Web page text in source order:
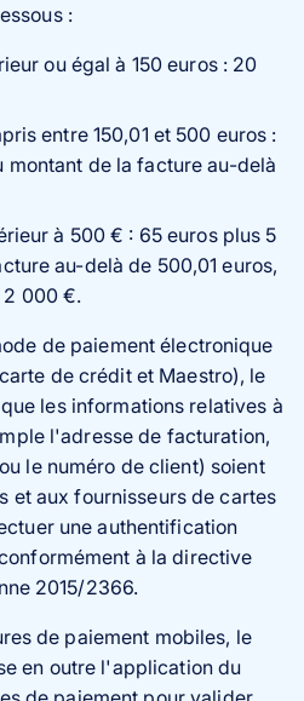
:
ou égal à 150 euros : 20
entre 150,01 et 500 euros :
montant de la facture au-delà
à 500 € : 65 euros plus 5
au-delà de 500,01 euros,
2 000 €.
de paiement électronique
de crédit et Maestro), le
les informations relatives à
l'adresse de facturation,
le numéro de client) soient
et aux fournisseurs de cartes
une authentification
à la directive
2015/2366.
de paiement mobiles, le
en outre l'application du